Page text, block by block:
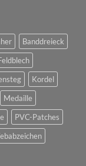
Banddreieck
Kordel
Medaille
PVC-Patches